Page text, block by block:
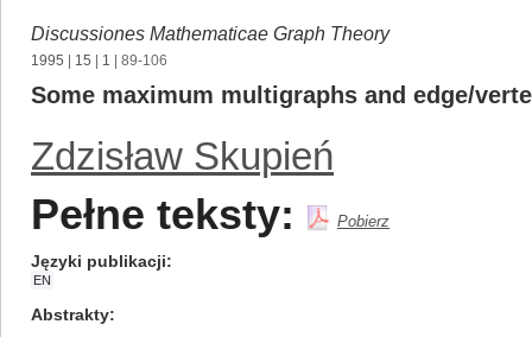
Discussiones Mathematicae Graph Theory
1995 15 1 | 89-106
Some maximum multigraphs and edge/
Zdzisław Skupień
Pełne teksty: Pobierz
Języki publikacji
EN
Abstrakty